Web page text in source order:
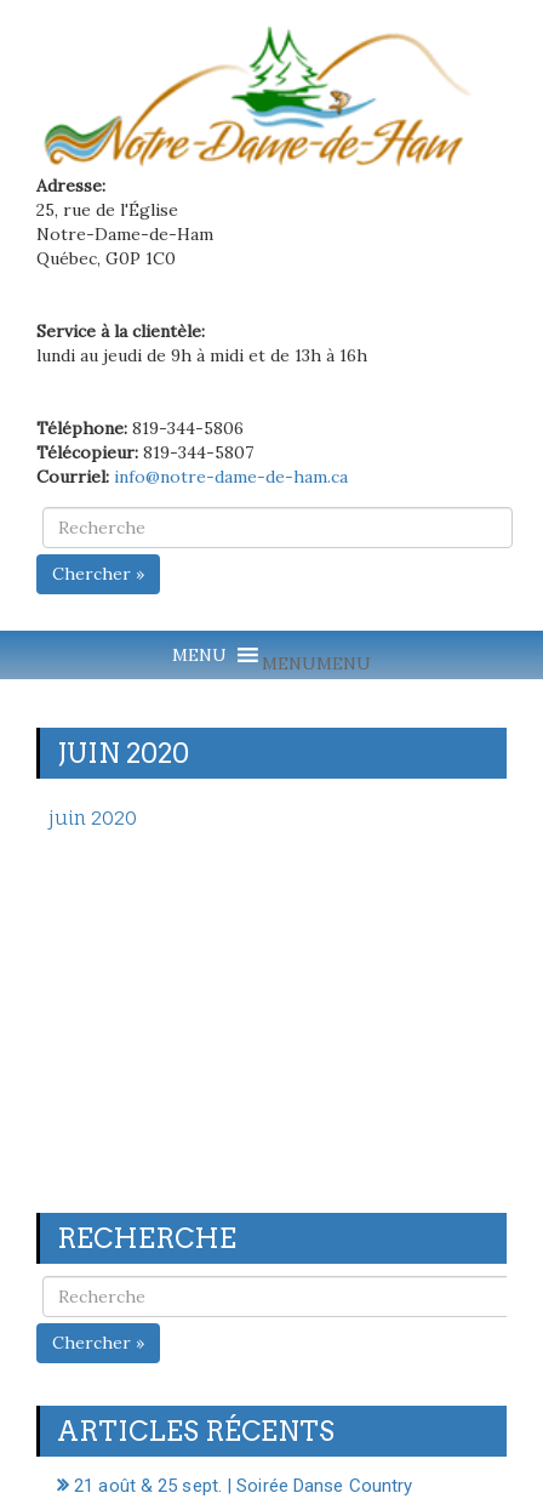
Adresse:
25, rue de l'Église
Notre-Dame-de-Ham
Québec, G0P 1C0
Service à la clientèle:
lundi au jeudi de 9h à midi et de 13h à 16h
Téléphone: 819-344-5806
Télécopieur: 819-344-5807
Courriel: info@notre-dame-de-ham.ca
Chercher »
MENUMENU
JUIN 2020
juin 2020
RECHERCHE
Chercher »
ARTICLES RÉCENTS
21 août & 25 sept. | Soirée Danse Country